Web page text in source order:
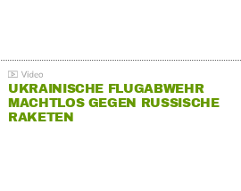
UKRAINISCHE FLUGABWEHR
MACHTLOS GEGEN RUSSISCHE
RAKETEN